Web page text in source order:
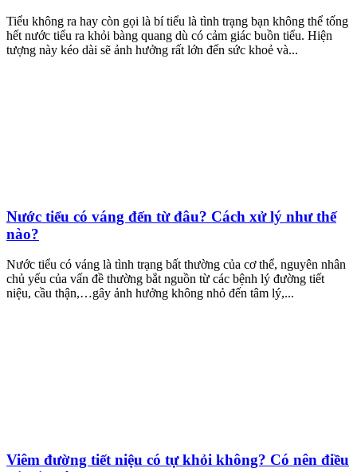
Tiểu không ra hay còn gọi là bí tiểu là tình trạng bạn không thể tống
hết nước tiểu ra khỏi bàng quang dù có cảm giác buồn tiểu. Hiện
tượng này kéo dài sẽ ảnh hưởng rất lớn đến sức khoẻ và...
Nước tiểu có váng đến từ đâu? Cách xử lý như thế
nào?
Nước tiểu có váng là tình trạng bất thường của cơ thể, nguyên nhân
chủ yếu của vấn đề thường bắt nguồn từ các bệnh lý đường tiết
niệu, cầu thận,…gây ảnh hưởng không nhỏ đến tâm lý,...
Viêm đường tiết niệu có tự khỏi không? Có nên điều